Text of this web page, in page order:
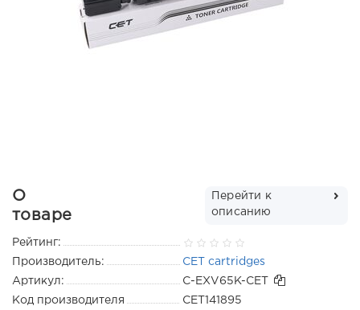
О
товаре
Перейти к
описанию
Рейтинг:
Производитель:
CET cartridges
Артикул:
C-EXV65K-CET
Код производителя
CET141895